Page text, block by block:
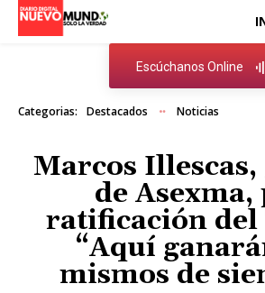
Escúchanos Online
Categorias: Destacados Noticias
Marcos
de Asexma,
ratificación del
“Aquí
mismos de